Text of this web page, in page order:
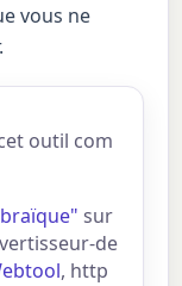
vous ne
outil com
sur
de
, http